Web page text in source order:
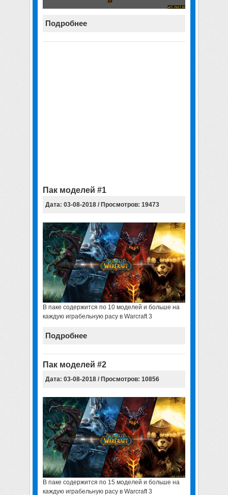
Подробнее
Пак моделей #1
Дата: 03-08-2018 / Просмотров: 19473
В паке содержится по 10 моделей и больше на
каждую играбельную расу в Warcraft 3
Подробнее
Пак моделей #2
Дата: 03-08-2018 / Просмотров: 10856
В паке содержится по 15 моделей и больше на
каждую играбельную расу в Warcraft 3